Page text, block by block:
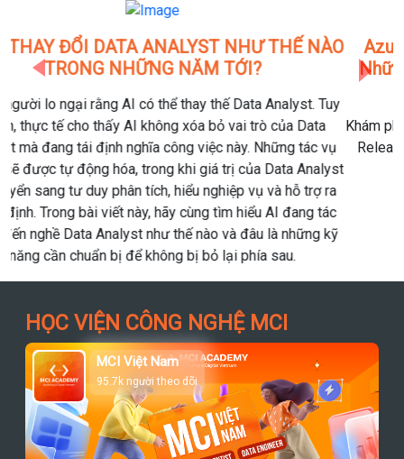
Azure Databricks July 2026 Release Notes:
Những Cập Nhật Nổi Bật Giúp Doanh Nghiệp
Khám phá những điểm mới trong Azure Databricks July 2026
Release Notes, từ Genie Agents, Governance Hub đến AI
Search và Lakeflow Connect.
Previous
HỌC VIỆN CÔNG NGHỆ MCI
Theo dõi trang